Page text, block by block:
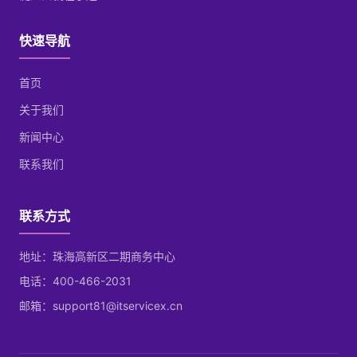
快速导航
首页
关于我们
新闻中心
联系我们
联系方式
地址：珠海高新区二期商务中心
电话：400-466-2031
邮箱：support81@itservicex.cn